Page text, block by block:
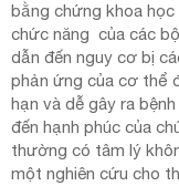
bằng chứng khoa
chức năng của các
dẫn đến nguy cơ bị
phản ứng của cơ thể
hạn và dễ gây ra
đến hạnh phúc của
thường có tâm lý
một nghiên cứu cho